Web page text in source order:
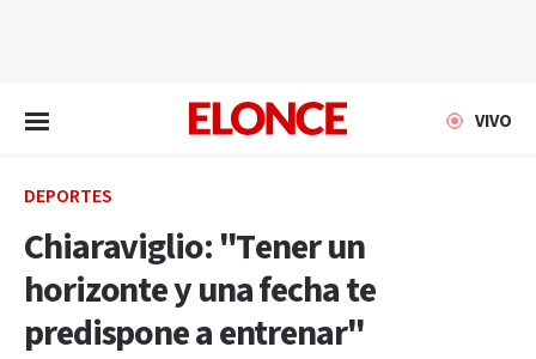
VIVO
DEPORTES
Chiaraviglio: "Tener un
horizonte y una fecha te
predispone a entrenar"